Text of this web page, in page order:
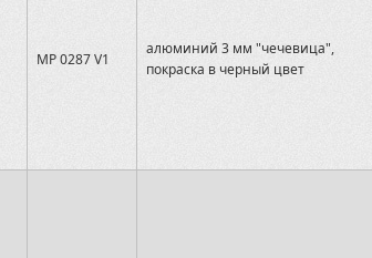
MP 0287 V1
алюминий 3 мм "чечевица",
покраска в черный цвет